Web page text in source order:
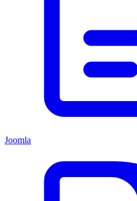
Joomla